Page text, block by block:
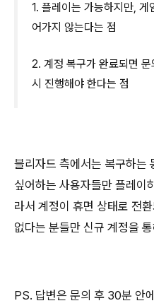
1. 플레이는 가능하지만, 게
어가지 않는다는 점
2. 계정 복구가 완료되면
시 진행해야 한다는 점
블리자드 측에서는 복구하는
싶어하는 사용자들만 플레이
라서 계정이 휴면 상태로 전
없다는 분들만 신규 계정을
PS. 답변은 문의 후 30분 안